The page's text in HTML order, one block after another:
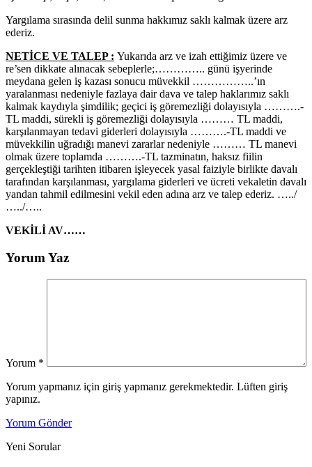
Yargılama sırasında delil sunma hakkımız saklı kalmak üzere arz
ederiz.
NETİCE VE TALEP : Yukarıda arz ve izah ettiğimiz üzere ve
re’sen dikkate alınacak sebeplerle;………….. günü işyerinde
meydana gelen iş kazası sonucu müvekkil ……………..’ın
yaralanması nedeniyle fazlaya dair dava ve talep haklarımız saklı
kalmak kaydıyla şimdilik; geçici iş göremezliği dolayısıyla ……….-
TL maddi, sürekli iş göremezliği dolayısıyla ……… TL maddi,
karşılanmayan tedavi giderleri dolayısıyla ……….-TL maddi ve
müvekkilin uğradığı manevi zararlar nedeniyle ……… TL manevi
olmak üzere toplamda ……….-TL tazminatın, haksız fiilin
gerçekleştiği tarihten itibaren işleyecek yasal faiziyle birlikte davalı
tarafından karşılanması, yargılama giderleri ve ücreti vekaletin davalı
yandan tahmil edilmesini vekil eden adına arz ve talep ederiz. …../
…../…..
VEKİLİ AV……
Yorum Yaz
Yorum *
Yorum yapmanız için giriş yapmanız gerekmektedir. Lüften giriş
yapınız.
Yorum Gönder
Yeni Sorular